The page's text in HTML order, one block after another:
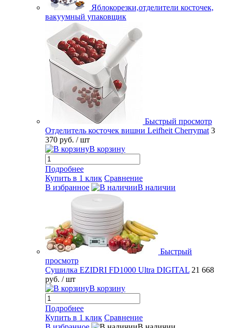
Яблокорезки,отделители косточек,
вакуумный упаковщик
Быстрый просмотр
Отделитель косточек вишни Leifheit Cherrymat 3
370 руб. / шт
В корзину
Подробнее
Купить в 1 клик Сравнение
В избранное
В наличии
Быстрый
просмотр
Сушилка EZIDRI FD1000 Ultra DIGITAL 21 668
руб. / шт
В корзину
Подробнее
Купить в 1 клик Сравнение